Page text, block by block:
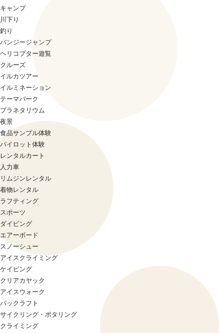
キャンプ
川下り
釣り
バンジージャンプ
ヘリコプター遊覧
クルーズ
イルカツアー
イルミネーション
テーマパーク
プラネタリウム
夜景
食品サンプル体験
パイロット体験
レンタルカート
人力車
リムジンレンタル
着物レンタル
ラフティング
スポーツ
ダイビング
エアーボード
スノーシュー
アイスクライミング
ケイビング
クリアカヤック
アイスウォーク
パックラフト
サイクリング・ポタリング
クライミング